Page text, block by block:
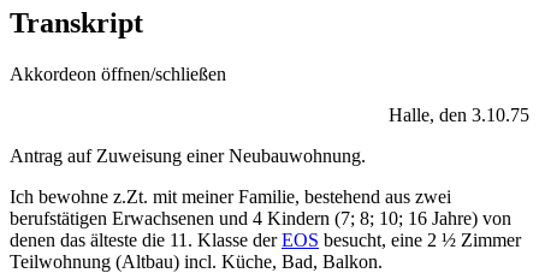
Transkript
Akkordeon öffnen/schließen
Halle, den 3.10.75
Antrag auf Zuweisung einer Neubauwohnung.
Ich bewohne z.Zt. mit meiner Familie, bestehend aus zwei
berufstätigen Erwachsenen und 4 Kindern (7; 8; 10; 16 Jahre) von
denen das älteste die 11. Klasse derEOS besucht, eine 2 ½ Zimmer
Teilwohnung (Altbau) incl. Küche, Bad, Balkon.